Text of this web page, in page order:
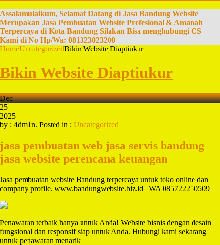
Assalamulaikum, Selamat Datang di Jasa Bandung Website
Merupakan Jasa Pembuatan Website Profesional & Amanah
Terpercaya di Kota Bandung Silakan Bisa menghubungi CS
Kami di No Hp/Wa: 081323023200
HomeUncategorizedBikin Website Diaptiukur
Bikin Website Diaptiukur
Dec
25
2025
by : 4dm1n. Posted in : Uncategorized
jasa pembuatan web jasa servis bandung
jasa website perencana keuangan
Jasa pembuatan website Bandung terpercaya untuk toko online dan
company profile. www.bandungwebsite.biz.id | WA 085722250509
Penawaran terbaik hanya untuk Anda! Website bisnis dengan desain
fungsional dan responsif siap untuk Anda. Hubungi kami sekarang
untuk penawaran menarik